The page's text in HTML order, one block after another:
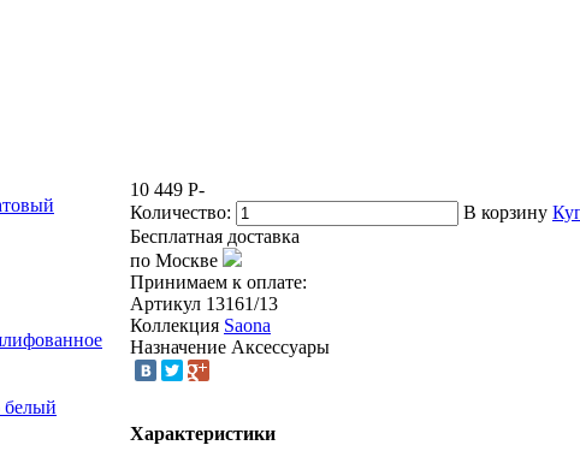
белый
10 449 P-
Количество:
В корзину
Бесплатная доставка
по Москве
Принимаем к оплате:
Артикул 13161/13
Коллекция Saona
Назначение Аксессуары
Характеристики